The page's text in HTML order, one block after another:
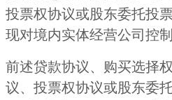
投票权协议或股东委托投
现对境内实体经营公司控
前述贷款协议、购买选择
议、投票权协议或股东委